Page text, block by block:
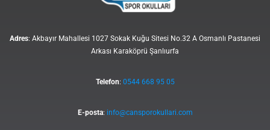
Adres: Akbayır Mahallesi 1027 Sokak Kuğu Sitesi No.32 A Osmanlı Pastanesi
Arkası Karaköprü Şanlıurfa
Telefon: 0544 668 95 05
E-posta: info@cansporokullari.com